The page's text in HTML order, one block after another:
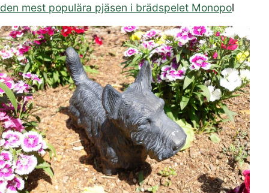
den mest populära pjäsen i brädspelet Monopol